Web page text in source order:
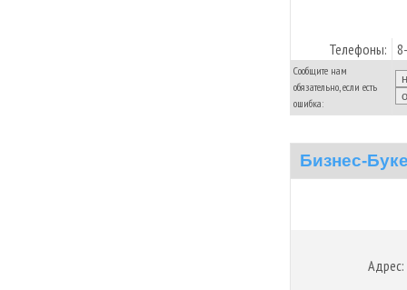
Телефоны:
Сообщите нам
обязательно, если есть
ошибка:
Бизнес-
Адрес: